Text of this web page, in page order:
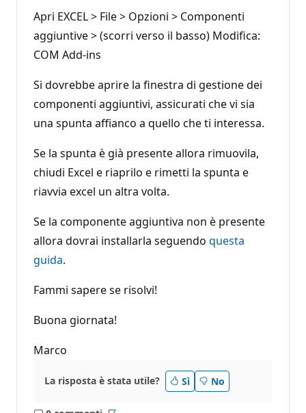
Apri EXCEL > File > Opzioni > Componenti
aggiuntive > (scorri verso il basso) Modifica:
COM Add-ins
Si dovrebbe aprire la finestra di gestione dei
componenti aggiuntivi, assicurati che vi sia
una spunta affianco a quello che ti interessa.
Se la spunta è già presente allora rimuovila,
chiudi Excel e riaprilo e rimetti la spunta e
riavvia excel un altra volta.
Se la componente aggiuntiva non è presente
allora dovrai installarla seguendo questa
guida.
Fammi sapere se risolvi!
Buona giornata!
Marco
La risposta è stata utile? Sì No